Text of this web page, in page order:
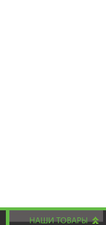
НАШИ ТОВАРЫ